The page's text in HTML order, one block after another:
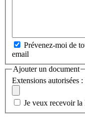
Prévenez-moi de
email
Ajouter un document
Extensions autorisées :
Je veux recevoir la